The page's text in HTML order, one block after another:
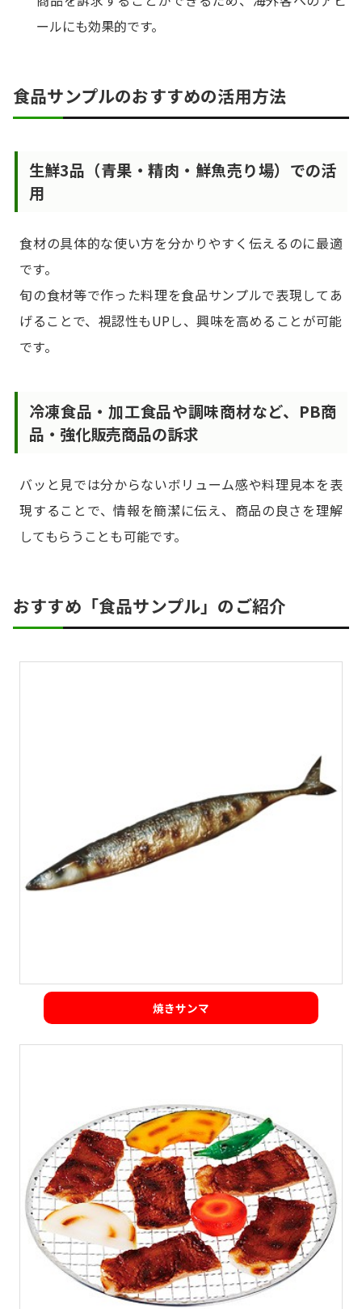
ールにも効果的です。
食品サンプルのおすすめの活用方法
生鮮3品（青果・精肉・鮮魚売り場）での活
用
食材の具体的な使い方を分かりやすく伝えるのに最適
です。
旬の食材等で作った料理を食品サンプルで表現してあ
げることで、視認性もUPし、興味を高めることが可能
です。
冷凍食品・加工食品や調味商材など、PB商
品・強化販売商品の訴求
バッと見では分からないボリューム感や料理見本を表
現することで、情報を簡潔に伝え、商品の良さを理解
してもらうことも可能です。
おすすめ「食品サンプル」のご紹介
焼きサンマ